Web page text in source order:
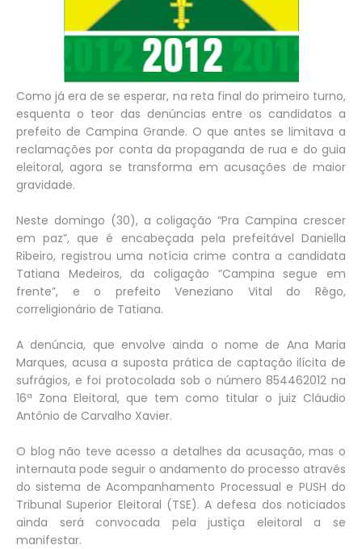
Como já era de se esperar, na reta final do primeiro turno,
esquenta o teor das denúncias entre os candidatos a
prefeito de Campina Grande. O que antes se limitava a
reclamações por conta da propaganda de rua e do guia
eleitoral, agora se transforma em acusações de maior
gravidade.
Neste domingo (30), a coligação “Pra Campina crescer
em paz”, que é encabeçada pela prefeitável Daniella
Ribeiro, registrou uma notícia crime contra a candidata
Tatiana Medeiros, da coligação “Campina segue em
frente”, e o prefeito Veneziano Vital do Rêgo,
correligionário de Tatiana.
A denúncia, que envolve ainda o nome de Ana Maria
Marques, acusa a suposta prática de captação ilícita de
sufrágios, e foi protocolada sob o número 854462012 na
16ª Zona Eleitoral, que tem como titular o juiz Cláudio
Antônio de Carvalho Xavier.
O blog não teve acesso a detalhes da acusação, mas o
internauta pode seguir o andamento do processo através
do sistema de Acompanhamento Processual e PUSH do
Tribunal Superior Eleitoral (TSE). A defesa dos noticiados
ainda será convocada pela justiça eleitoral a se
manifestar.